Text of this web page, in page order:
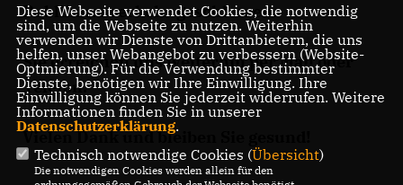
Publikumsverkehr geschlossen.
Sie erreichen uns weiterhin per Mail oder
Telefon.
Vielen Dank und bleiben Sie gesund!
Diese Webseite verwendet Cookies, die notwendig
sind, um die Webseite zu nutzen. Weiterhin
verwenden wir Dienste von Drittanbietern, die uns
helfen, unser Webangebot zu verbessern (Website-
Optmierung). Für die Verwendung bestimmter
Dienste, benötigen wir Ihre Einwilligung. Ihre
Einwilligung können Sie jederzeit widerrufen. Weitere
Informationen finden Sie in unserer
Datenschutzerklärung.
Technisch notwendige Cookies (Übersicht)
Die notwendigen Cookies werden allein für den